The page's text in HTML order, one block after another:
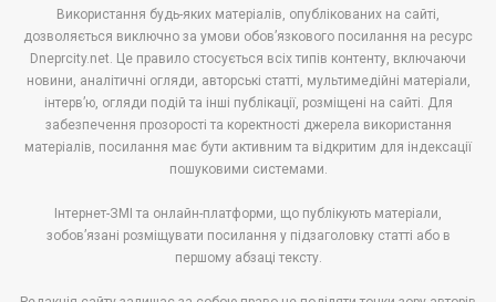
Використання будь-яких матеріалів, опублікованих на сайті,
дозволяється виключно за умови обов’язкового посилання на ресурс
Dneprcity.net. Це правило стосується всіх типів контенту, включаючи
новини, аналітичні огляди, авторські статті, мультимедійні матеріали,
інтерв’ю, огляди подій та інші публікації, розміщені на сайті. Для
забезпечення прозорості та коректності джерела використання
матеріалів, посилання має бути активним та відкритим для індексації
пошуковими системами.
Інтернет-ЗМІ та онлайн-платформи, що публікують матеріали,
зобов’язані розміщувати посилання у підзаголовку статті або в
першому абзаці тексту.